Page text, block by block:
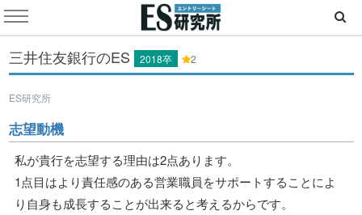
三井住友銀行のES 2018卒 2
ES研究所
志望動機
私が貴行を志望する理由は2点あります。
1点目はより責任感のある営業職員をサポートすることによ
り自身も成長することが出来ると考えるからです。